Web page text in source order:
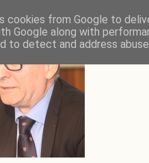
cookies from Google to
Google along with
to detect and address